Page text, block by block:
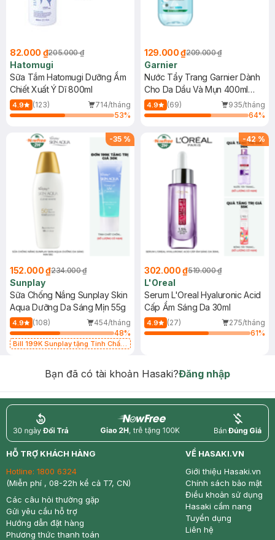
82.000 ₫205.000 ₫
Hatomugi
Sữa Tắm Hatomugi Dưỡng Ẩm
Chiết Xuất Ý Dĩ 800ml
4.9 (123)
714/tháng
53%
129.000 ₫209.000 ₫
Garnier
Nước Tẩy Trang Garnier Dành
Cho Da Dầu Và Mụn 400ml
(Mới)
4.9 (69)
935/tháng
64%
-35 %
152.000 ₫234.000 ₫
Sunplay
Sữa Chống Nắng Sunplay Skin
Aqua Dưỡng Da Sáng Mịn 55g
4.9 (108)
454/tháng
48%
Bill 199K Sunplay tặng Tinh Chất
-42 %
302.000 ₫519.000 ₫
L'Oreal
Serum L'Oreal Hyaluronic Acid
Cấp Ẩm Sáng Da 30ml
4.9 (27)
275/tháng
61%
Bạn đã có tài khoản Hasaki?Đăng nhập
return nowfree price
HỖ TRỢ KHÁCH HÀNG
Hotline: 1800 6324
(Miễn phí , 08-22h kể cả T7, CN)
Các câu hỏi thường gặp
Gửi yêu cầu hỗ trợ
Hướng dẫn đặt hàng
Phương thức thanh toán
VỀ HASAKI.VN
Giới thiệu Hasaki.vn
Chính sách bảo mật
Điều khoản sử dụng
Hasaki cẩm nang
Tuyển dụng
Liên hệ